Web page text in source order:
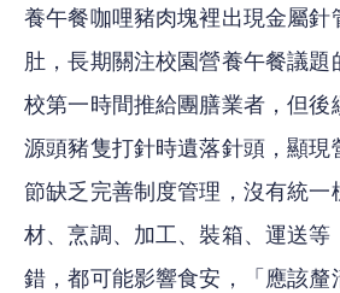
養午餐咖哩豬肉塊裡出現金屬針
肚，長期關注校園營養午餐議
校第一時間推給團膳業者，但後
源頭豬隻打針時遺落針頭，顯現
節缺乏完善制度管理，沒有統一
材、烹調、加工、裝箱、運送等
錯，都可能影響食安，「應該釐